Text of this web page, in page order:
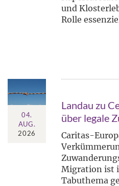
und
Rolle
04.
AUG.
2026
Landau zu
über legale
Caritas-
Migration ist
Tabuthema